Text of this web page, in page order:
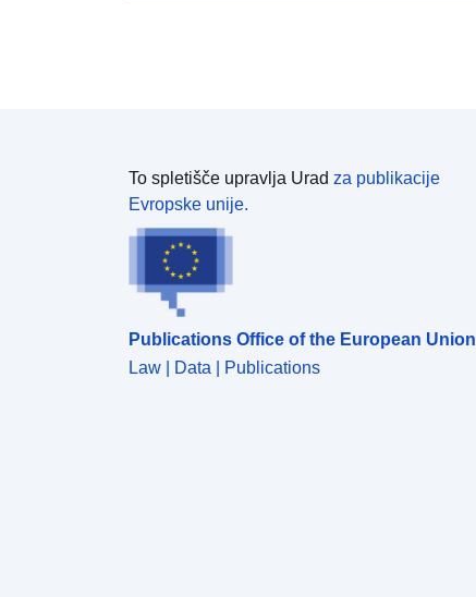
To spletišče upravlja Urad za publikacije
Evropske unije.
Publications Office of the European Union
Law | Data | Publications